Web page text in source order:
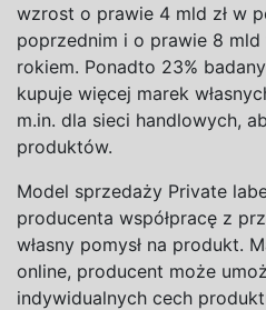
wzrost o prawie 4 mld zł w
poprzednim i o prawie 8
rokiem. Ponadto 23%
kupuje więcej marek
m.in. dla sieci handlowych,
produktów.
Model sprzedaży Private
producenta współpracę z
własny pomysł na produkt.
online, producent może
indywidualnych cech